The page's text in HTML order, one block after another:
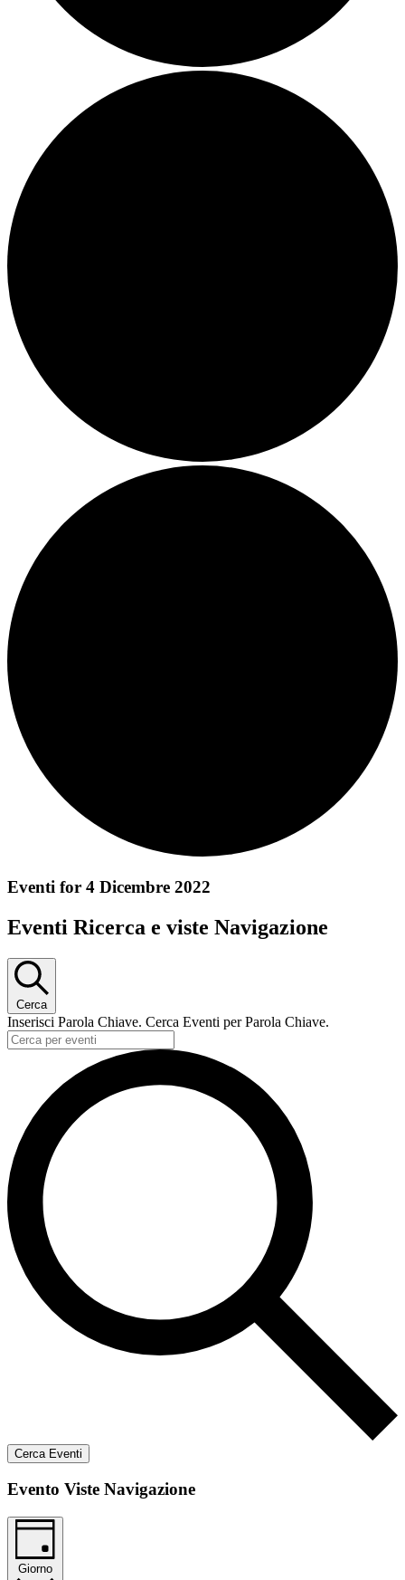
Eventi for 4 Dicembre 2022
Eventi Ricerca e viste Navigazione
Cerca
Inserisci Parola Chiave. Cerca Eventi per Parola Chiave.
Cerca Eventi
Evento Viste Navigazione
Giorno